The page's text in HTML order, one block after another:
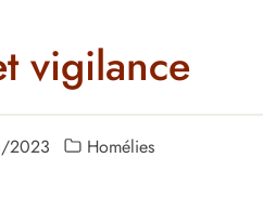
vigilance
2023 Homélies